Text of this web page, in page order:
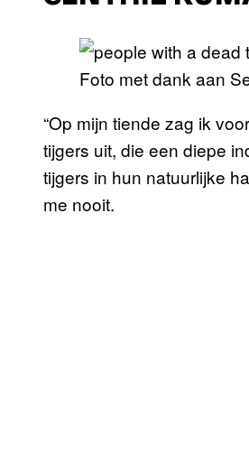
Foto met dank aan
“Op mijn tiende zag ik
tijgers uit, die een diepe
tijgers in hun natuurlijke
me nooit.